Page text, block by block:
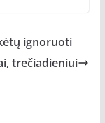
ignoruoti
trečiadieniui